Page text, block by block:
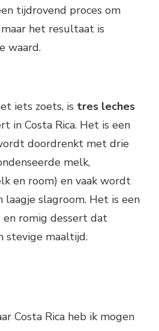
tijdrovend proces om
het resultaat is
waard.
iets zoets, is tres leches
in Costa Rica. Het is een
doordrenkt met drie
melk,
en room) en vaak wordt
slagroom. Het is een
en romig dessert dat
stevige maaltijd.
Costa Rica heb ik mogen